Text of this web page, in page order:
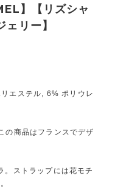
】【リズシャ
リー】
エステル, 6% ポリウレ
の商品はフランスでデザ
。ストラップには花モチ